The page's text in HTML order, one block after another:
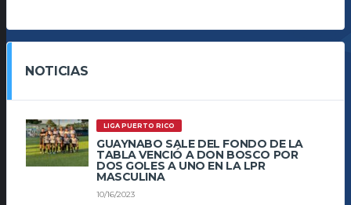
NOTICIAS
LIGA PUERTO RICO
GUAYNABO SALE DEL FONDO DE LA
TABLA VENCIÓ A DON BOSCO POR
DOS GOLES A UNO EN LA LPR
MASCULINA
10/16/2023